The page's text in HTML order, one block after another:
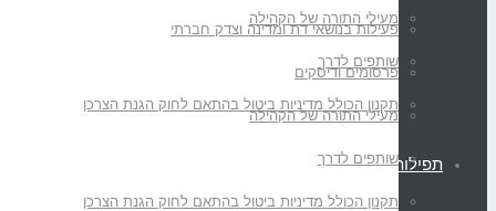
מעילי התורה של הקהילה
שותפים לדרך
תקנון הכולל מדיניות ביטול בהתאם לחוק הגנת הצרכן
תפילות
פעילות בנושאי דת ומדינה וצדק חברתי
פרסומים ודיסקים
מעילי התורה של הקהילה
שותפים לדרך
תקנון הכולל מדיניות ביטול בהתאם לחוק הגנת הצרכן